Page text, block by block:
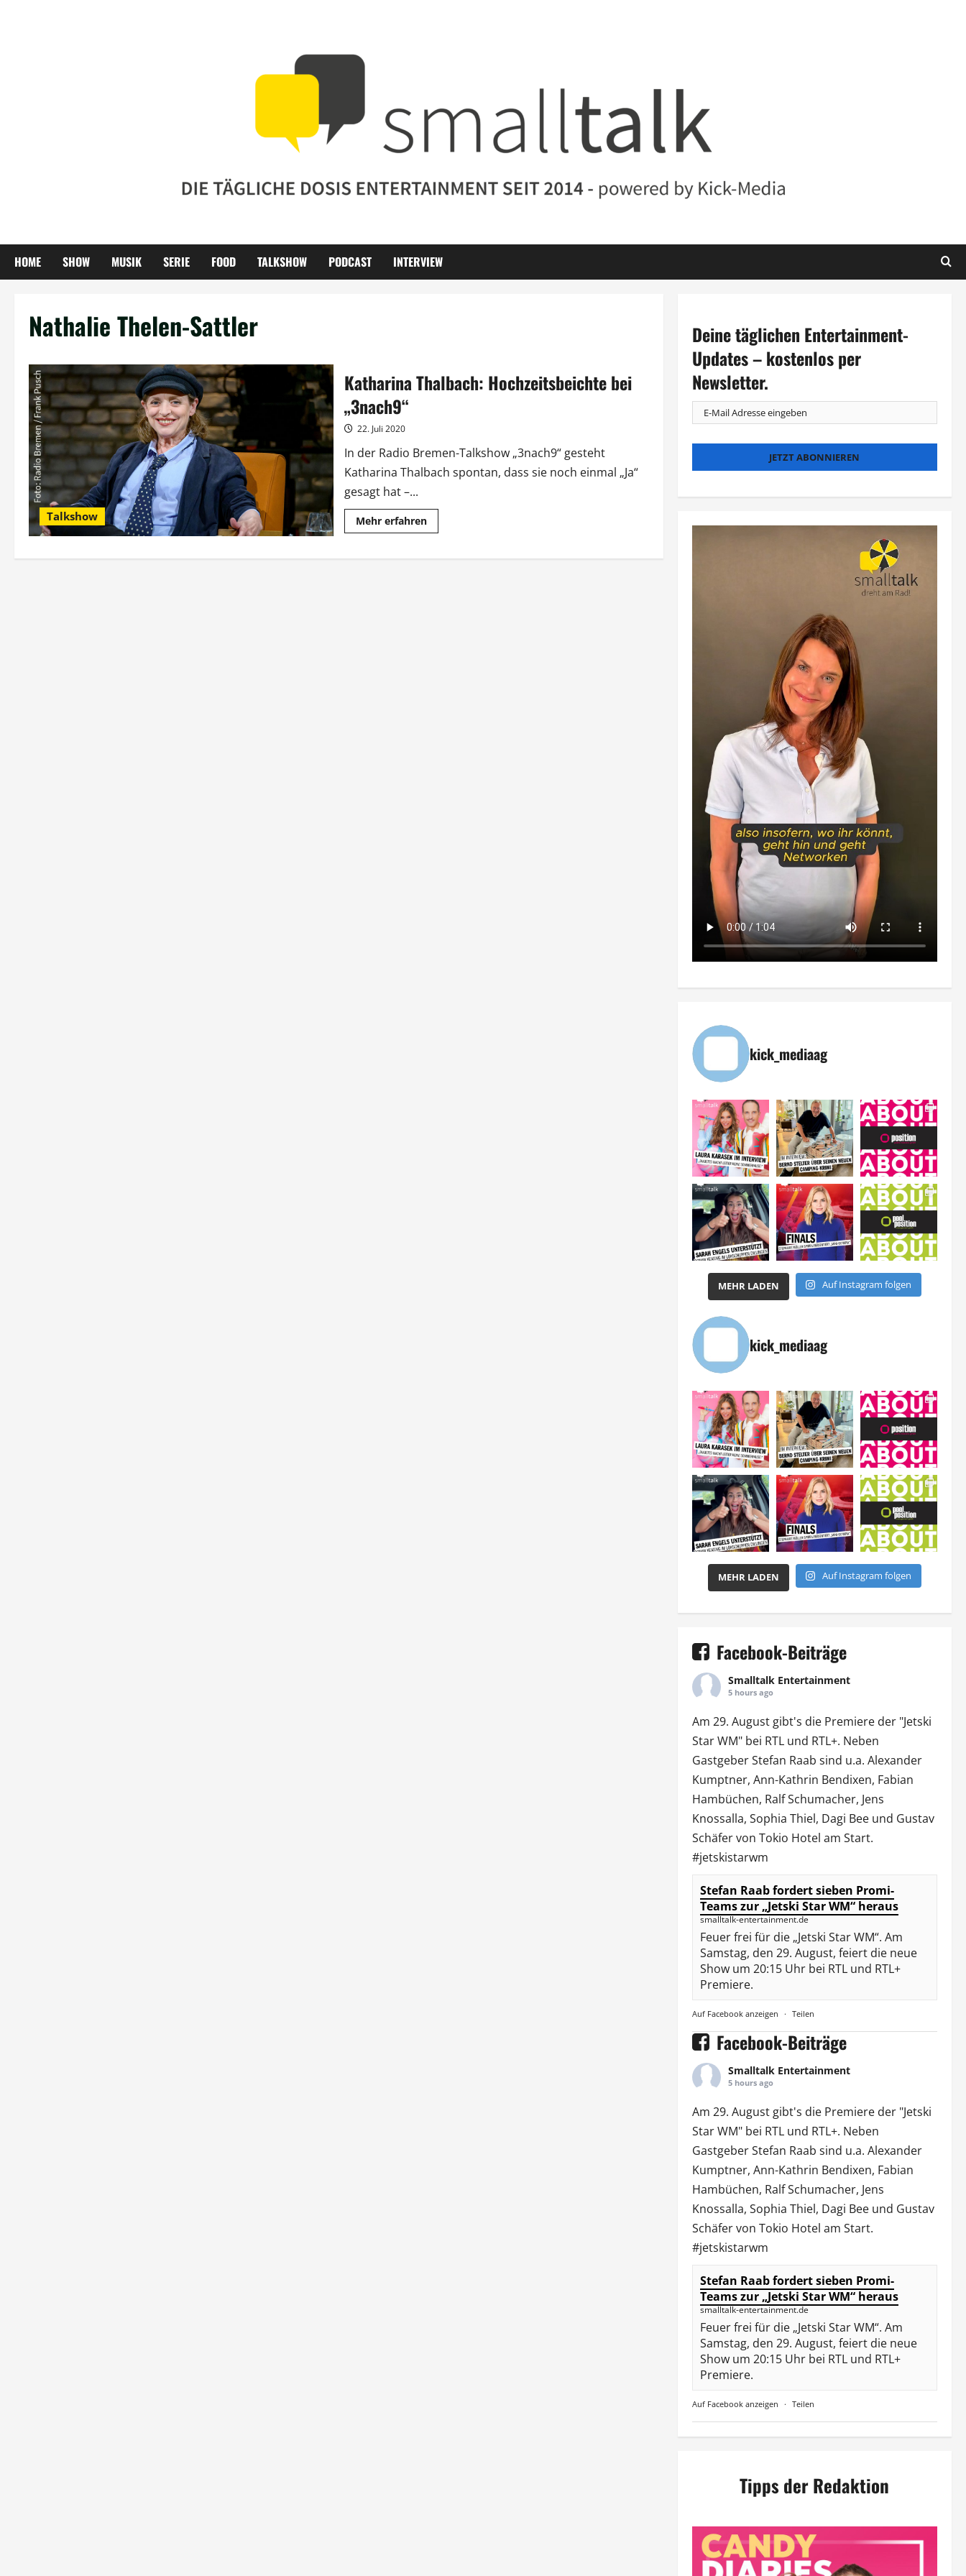
HOME SHOW MUSIK SERIE FOOD TALKSHOW PODCAST INTERVIEW
Nathalie Thelen-Sattler
Talkshow
Katharina Thalbach: Hochzeitsbeichte bei
„3nach9“
22. Juli 2020
In der Radio Bremen-Talkshow „3nach9“ gesteht
Katharina Thalbach spontan, dass sie noch einmal „Ja“
gesagt hat –...
Mehr erfahrenMehr
Informationen
Thalbach:
Deine täglichen Entertainment-
Updates – kostenlos per
Newsletter.
kick_mediaag
MEHR LADEN Auf Instagram folgen
kick_mediaag
MEHR LADEN Auf Instagram folgen
Facebook-Beiträge
Smalltalk Entertainment
5 hours ago
Am 29. August gibt's die Premiere der "Jetski
Star WM" bei RTLund RTL+. Neben
Gastgeber Stefan Raab sind u.a. Alexander
Kumptner, Ann-Kathrin Bendixen, Fabian
Hambüchen, Ralf Schumacher, Jens
Knossalla, Sophia Thiel, Dagi Beeund Gustav
Schäfer von Tokio Hotel am Start.
#jetskistarwm
Stefan Raab fordert sieben Promi-
Teams zur „Jetski Star WM“ heraus
smalltalk-entertainment.de
Feuer frei für die „Jetski Star WM“. Am
Samstag, den 29. August, feiert die neue
Show um 20:15 Uhr bei RTL und RTL+
Premiere.
Auf Facebook anzeigen · Teilen
Facebook-Beiträge
Smalltalk Entertainment
5 hours ago
Am 29. August gibt's die Premiere der "Jetski
Star WM" bei RTLund RTL+. Neben
Gastgeber Stefan Raab sind u.a. Alexander
Kumptner, Ann-Kathrin Bendixen, Fabian
Hambüchen, Ralf Schumacher, Jens
Knossalla, Sophia Thiel, Dagi Beeund Gustav
Schäfer von Tokio Hotel am Start.
#jetskistarwm
Stefan Raab fordert sieben Promi-
Teams zur „Jetski Star WM“ heraus
smalltalk-entertainment.de
Feuer frei für die „Jetski Star WM“. Am
Samstag, den 29. August, feiert die neue
Show um 20:15 Uhr bei RTL und RTL+
Premiere.
Auf Facebook anzeigen · Teilen
Tipps der Redaktion